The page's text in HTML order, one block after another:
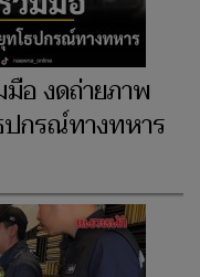
อ งดถ่ายภาพ
ปกรณ์ทางทหาร